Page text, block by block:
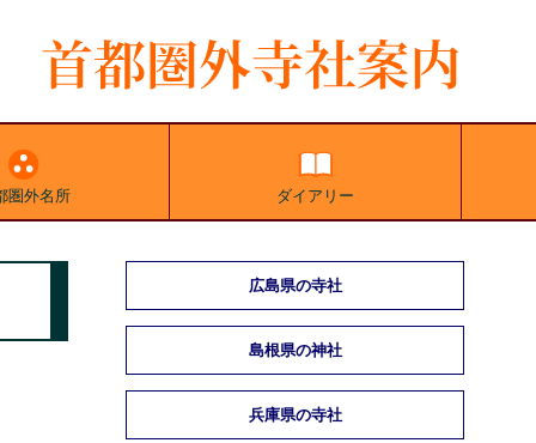
圏外名所 ダイアリー
広島県の寺社
島根県の神社
兵庫県の寺社